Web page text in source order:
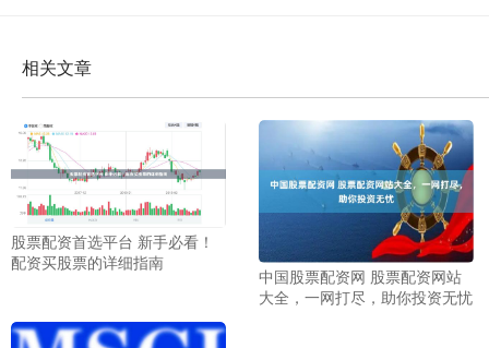
相关文章
股票配资首选平台 新手必看！
配资买股票的详细指南
中国股票配资网 股票配资网站
大全，一网打尽，助你投资无忧